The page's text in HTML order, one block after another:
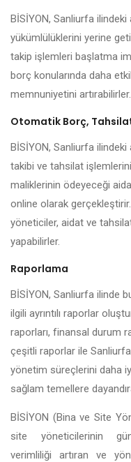
BİSİYON, Sanliurfa
yükümlülüklerini yerine
takip işlemleri başlatma
borç konularında daha
memnuniyetini artırabilirler.
Otomatik Borç,
BİSİYON, Sanliurfa
takibi ve tahsilat
maliklerinin ödeyeceği
online olarak
yöneticiler, aidat ve
yapabilirler.
Raporlama
BİSİYON, Sanliurfa ilinde
ilgili ayrıntılı raporlar
raporları, finansal durum
çeşitli raporlar ile
yönetim süreçlerini daha
sağlam temellere
BİSİYON (Bina ve Site
site yöneticilerinin
verimliliği artıran ve